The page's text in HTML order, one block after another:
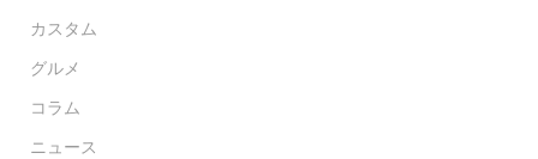
カスタム
グルメ
コラム
ニュース